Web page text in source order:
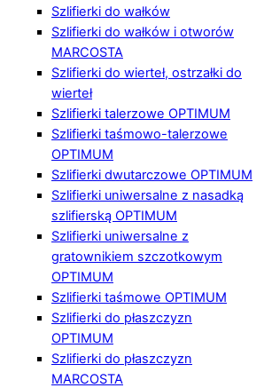
Szlifierki do wałków
Szlifierki do wałków i otworów
MARCOSTA
Szlifierki do wierteł, ostrzałki do
wierteł
Szlifierki talerzowe OPTIMUM
Szlifierki taśmowo-talerzowe
OPTIMUM
Szlifierki dwutarczowe OPTIMUM
Szlifierki uniwersalne z nasadką
szlifierską OPTIMUM
Szlifierki uniwersalne z
gratownikiem szczotkowym
OPTIMUM
Szlifierki taśmowe OPTIMUM
Szlifierki do płaszczyzn
OPTIMUM
Szlifierki do płaszczyzn
MARCOSTA